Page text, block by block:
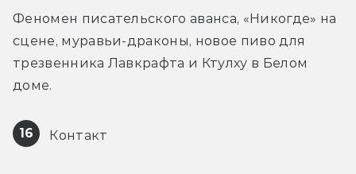
Феномен писательского аванса, «Никогде» на
сцене, муравьи-драконы, новое пиво для
трезвенника Лавкрафта и Ктулху в Белом
доме.
16 Контакт